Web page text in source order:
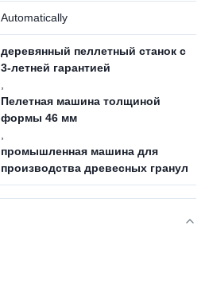
Automatically
деревянный пеллетный станок с
3-летней гарантией
Пелетная машина толщиной
формы 46 мм
промышленная машина для
производства древесных гранул